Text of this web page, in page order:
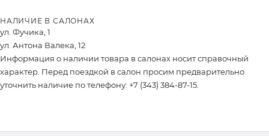
НАЛИЧИЕ В САЛОНАХ
ул. Фучика, 1
ул. Антона Валека, 12
Информация о наличии товара в салонах носит справочный
характер. Перед поездкой в салон просим предварительно
уточнить наличие по телефону: +7 (343) 384-87-15.